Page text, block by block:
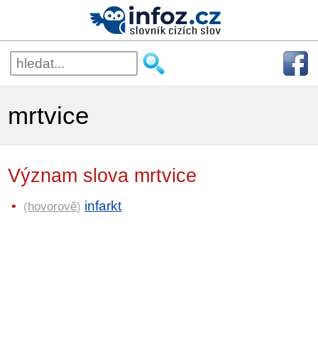
mrtvice
Význam slova mrtvice
(hovorově) infarkt